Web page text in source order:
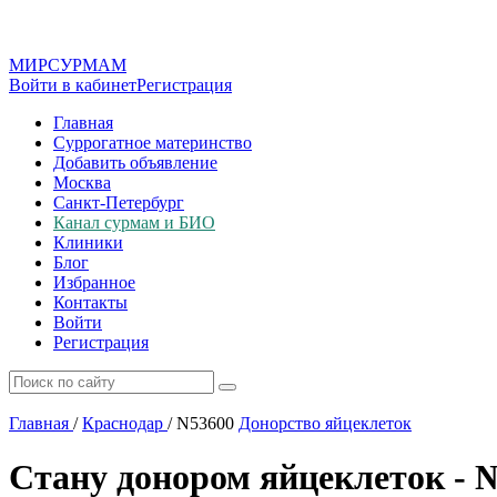
МИРСУРМАМ
Войти в кабинетРегистрация
Главная
Суррогатное материнство
Добавить объявление
Москва
Санкт-Петербург
Канал сурмам и БИО
Клиники
Блог
Избранное
Контакты
Войти
Регистрация
Главная / Краснодар /N53600 Донорство яйцеклеток
Стану донором яйцеклеток -